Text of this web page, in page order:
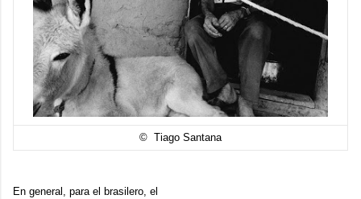
© Tiago Santana
En general, para el brasilero, el